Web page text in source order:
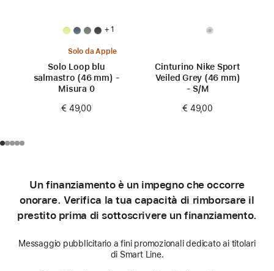
+ 1
Solo da Apple
Solo Loop blu
salmastro (46 mm) -
Misura 0
€ 49,00
Cinturino Nike Sport
Veiled Grey (46 mm)
- S/M
€ 49,00
Un finanziamento è un impegno che occorre
onorare. Verifica la tua capacità di rimborsare il
prestito prima di sottoscrivere un finanziamento.
Messaggio pubblicitario a fini promozionali dedicato ai titolari
di Smart Line.